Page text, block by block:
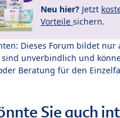
Neu hier? Jetzt
Vorteile sichern.
Dieses Forum bildet
unverbindlich und
Beratung für den
Sie auch